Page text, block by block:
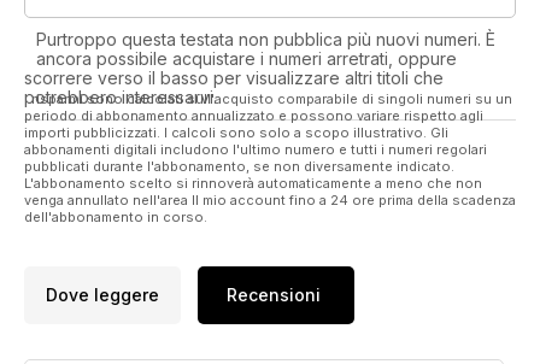
Purtroppo questa testata non pubblica più nuovi numeri. È
ancora possibile acquistare i numeri arretrati, oppure
scorrere verso il basso per visualizzare altri titoli che
potrebbero interessarvi.
I risparmi sono calcolati sull'acquisto comparabile di singoli numeri su un
periodo di abbonamento annualizzato e possono variare rispetto agli
importi pubblicizzati. I calcoli sono solo a scopo illustrativo. Gli
abbonamenti digitali includono l'ultimo numero e tutti i numeri regolari
pubblicati durante l'abbonamento, se non diversamente indicato.
L'abbonamento scelto si rinnoverà automaticamente a meno che non
venga annullato nell'area Il mio account fino a 24 ore prima della scadenza
dell'abbonamento in corso.
Dove leggere Recensioni